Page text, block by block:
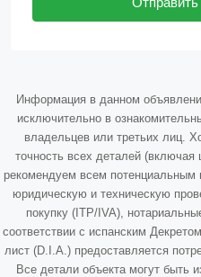
Информация в данном
исключительно в
владельцев или третьих лиц.
точность всех деталей
рекомендуем всем потенциальным
юридическую и техническую
покупку (ITP/IVA),
соответствии с испанским
лист (D.I.A.) предоставляется
Все детали объекта могут быть